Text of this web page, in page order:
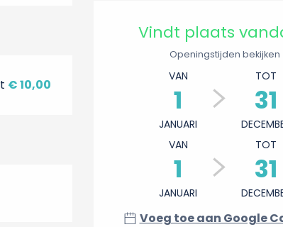
Vindt plaats
Openingstijden bekijken
VAN
1
JANUARI
TOT
31
VAN
1
JANUARI
TOT
31
Voeg toe aan Google
€ 10,00